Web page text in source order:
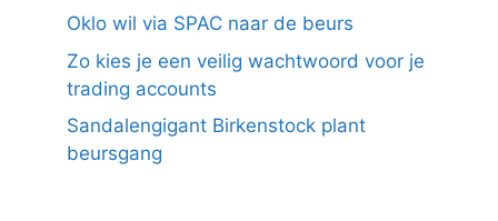
Oklo wil via SPAC naar de beurs
Zo kies je een veilig wachtwoord voor je
trading accounts
Sandalengigant Birkenstock plant
beursgang